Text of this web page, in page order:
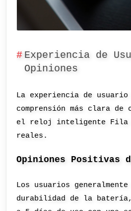
Experiencia de
Opiniones
La experiencia de usuario
comprensión más clara de
el reloj inteligente Fila
reales.
Opiniones Positivas
Los usuarios
durabilidad de la